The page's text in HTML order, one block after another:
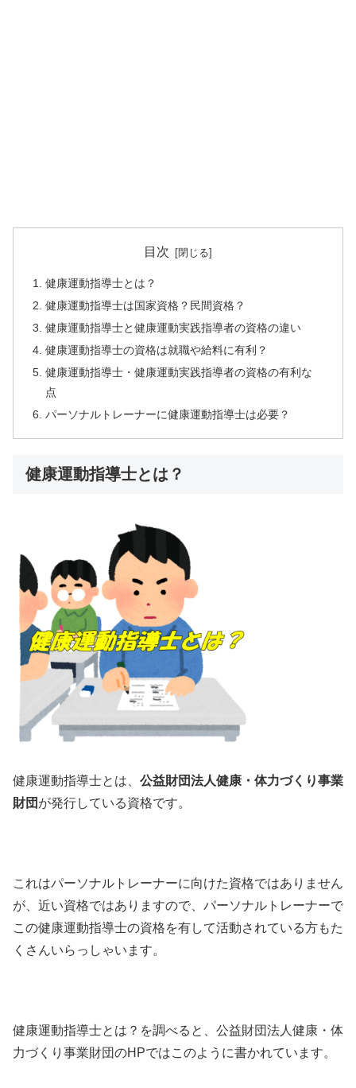
目次
健康運動指導士とは？
健康運動指導士は国家資格？民間資格？
健康運動指導士と健康運動実践指導者の資格の違い
健康運動指導士の資格は就職や給料に有利？
健康運動指導士・健康運動実践指導者の資格の有利な
点
パーソナルトレーナーに健康運動指導士は必要？
健康運動指導士とは？
健康運動指導士とは、 公益財団法人健康・体力づくり事業
財団 が発行している資格です。
これはパーソナルトレーナーに向けた資格ではありません
が、近い資格ではありますので、パーソナルトレーナーで
この健康運動指導士の資格を有して活動されている方もた
くさんいらっしゃいます。
健康運動指導士とは？を調べると、公益財団法人健康・体
力づくり事業財団のHPではこのように書かれています。